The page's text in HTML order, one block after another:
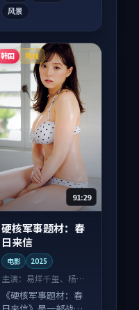
风景
韩国 院线
91:29
硬核军事题材：春
日来信
电影 2025
主演： 易烊千玺、杨紫
等
《硬核军事题材：春